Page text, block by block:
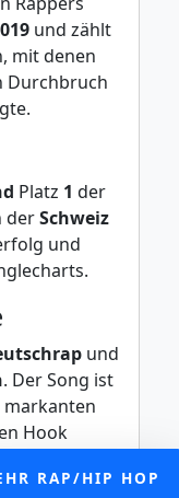
und zählt
mit denen
Durchbruch
Platz 1 der
derSchweiz
und
und
. Der Song ist
Hook
RAP/HIP HOP